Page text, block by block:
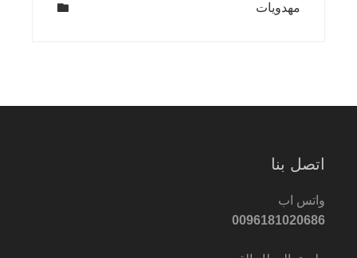
مهدويات
اتصل بنا
واتس اب
0096181020686